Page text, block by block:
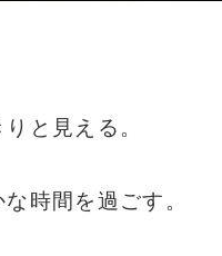
と見える。
時間を過ごす。